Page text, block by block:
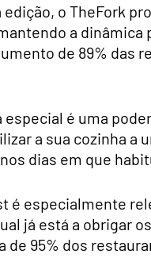
o TheFork
a dinâmica
de 89% das
é uma
a sua cozinha a
dias em que
é especialmente
já está a obrigar
de 95% dos